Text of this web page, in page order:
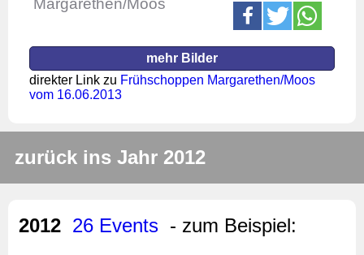
mehr Bilder
direkter Link zu Frühschoppen Margarethen/Moos
vom 16.06.2013
zurück ins Jahr 2012
2012 26 Events - zum Beispiel: